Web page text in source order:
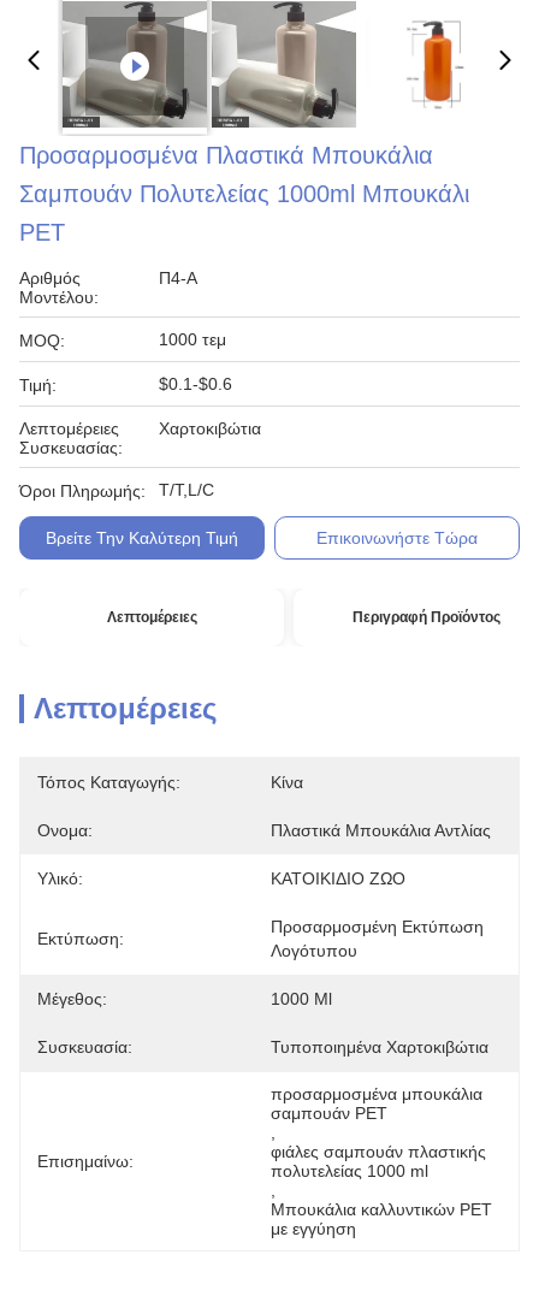
Προσαρμοσμένα Πλαστικά Μπουκάλια
Σαμπουάν Πολυτελείας 1000ml Μπουκάλι
PET
Αριθμός
Μοντέλου:
Π4-Α
MOQ: 1000 τεμ
Τιμή: $0.1-$0.6
Λεπτομέρειες
Συσκευασίας:
Χαρτοκιβώτια
Όροι Πληρωμής: T/T,L/C
Βρείτε Την Καλύτερη Τιμή Επικοινωνήστε Τώρα
Λεπτομέρειες Περιγραφή Προϊόντος
Λεπτομέρειες
Τόπος Καταγωγής: Κίνα
Ονομα: Πλαστικά Μπουκάλια Αντλίας
Υλικό: ΚΑΤΟΙΚΙΔΙΟ ΖΩΟ
Εκτύπωση:
Προσαρμοσμένη Εκτύπωση
Λογότυπου
Μέγεθος: 1000 Ml
Συσκευασία: Τυποποιημένα Χαρτοκιβώτια
Επισημαίνω:
προσαρμοσμένα μπουκάλια
σαμπουάν PET
φιάλες σαμπουάν πλαστικής
πολυτελείας 1000 ml
Μπουκάλια καλλυντικών PET
με εγγύηση